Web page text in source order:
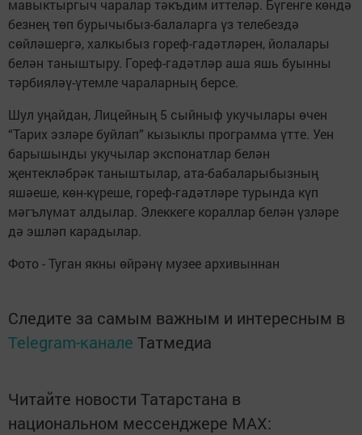
мавыктыргыч чаралар тәкъдим иттеләр. Бүгенге көндә
безнең төп бурычыбыз-балаларга үз телебездә
сөйләшергә, халкыбыз гореф-гадәтләрен, йолалары
белән таныштыру. Гореф-гадәтләр аша яшь буынны
тәрбияләү-үтемле чараларның берсе.
Шул уңайдан, Лицейның 5 сыйныф укучылары өчен
“Тарих эзләре буйлап” кызыклы программа үтте. Уен
барышынды укучылар экспонатлар белән
җентекләбрәк таныштылар, ата-бабаларыбызның
яшәеше, көн-күреше, гореф-гадәтләре турында күп
мәгълүмат алдылар. Элеккеге кораллар белән үзләре
дә эшләп карадылар.
Фото - Туган якны өйрәнү музее архивыннан
Следите за самым важным и интересным в
Telegram-канале Татмедиа
Читайте новости Татарстана в
национальном мессенджере MАХ: